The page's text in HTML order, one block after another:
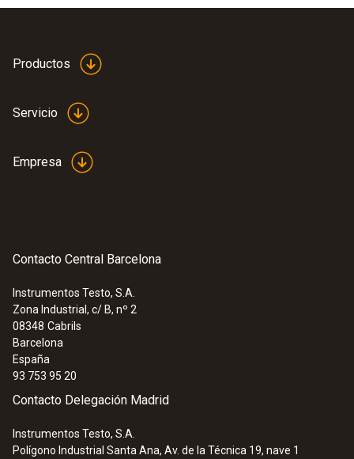
Productos
Servicio
Empresa
Contacto Central Barcelona
Instrumentos Testo, S.A.
Zona Industrial, c/ B, nº 2
08348 Cabrils
Barcelona
España
93 753 95 20
Contacto Delegación Madrid
Instrumentos Testo, S.A.
Polígono Industrial Santa Ana, Av. de la Técnica 19, nave 1